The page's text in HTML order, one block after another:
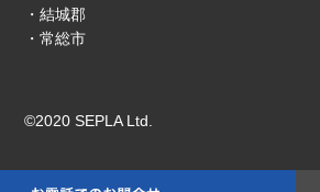
・結城郡
・常総市
©2020 SEPLA Ltd.